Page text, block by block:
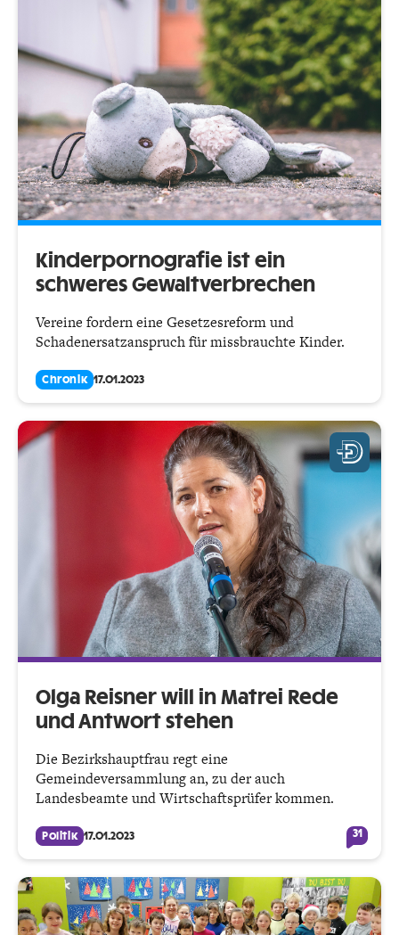
Kinderpornografie ist ein
schweres Gewaltverbrechen
Vereine fordern eine Gesetzesreform und
Schadenersatzanspruch für missbrauchte Kinder.
Chronik 17.01.2023
Olga Reisner will in Matrei Rede
und Antwort stehen
Die Bezirkshauptfrau regt eine
Gemeindeversammlung an, zu der auch
Landesbeamte und Wirtschaftsprüfer kommen.
Politik 17.01.2023 31